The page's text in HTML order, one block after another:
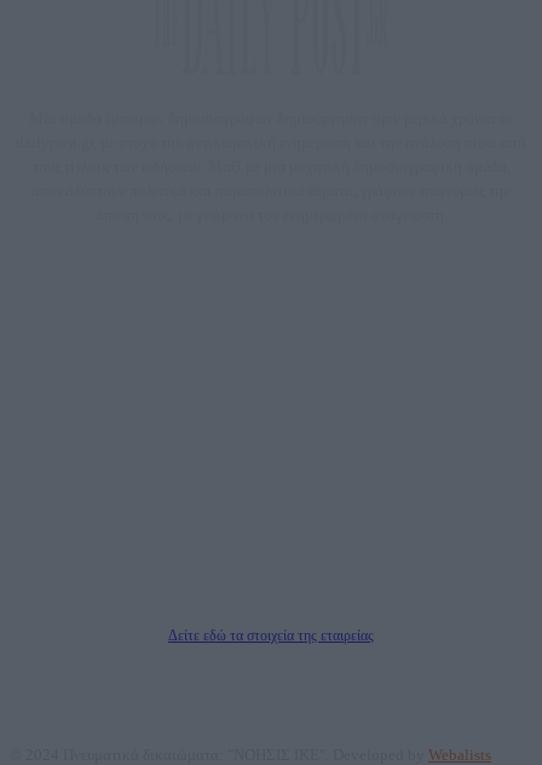
Δείτε εδώ τα στοιχεία της εταιρείας
Webalists